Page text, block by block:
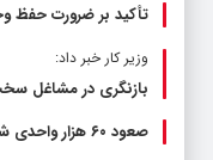
تأکید بر ضرورت حفظ
وزیر کار خبر داد:
بازنگری در مشاغل
صعود ۶۰ هزار واحدی شاخص بورس